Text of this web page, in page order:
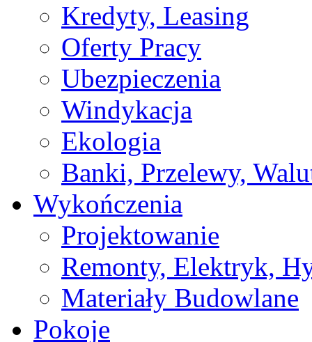
Kredyty, Leasing
Oferty Pracy
Ubezpieczenia
Windykacja
Ekologia
Banki, Przelewy,
Wykończenia
Projektowanie
Remonty, Elektryk,
Materiały Budowlane
Pokoje